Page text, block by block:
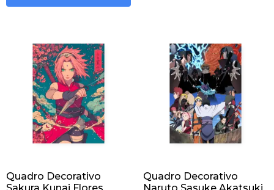
Quadro Decorativo
Quadro Decorativo